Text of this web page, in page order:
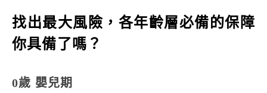
找出最大風險，各年齡層必備的保障
你具備了嗎？
0歲 嬰兒期